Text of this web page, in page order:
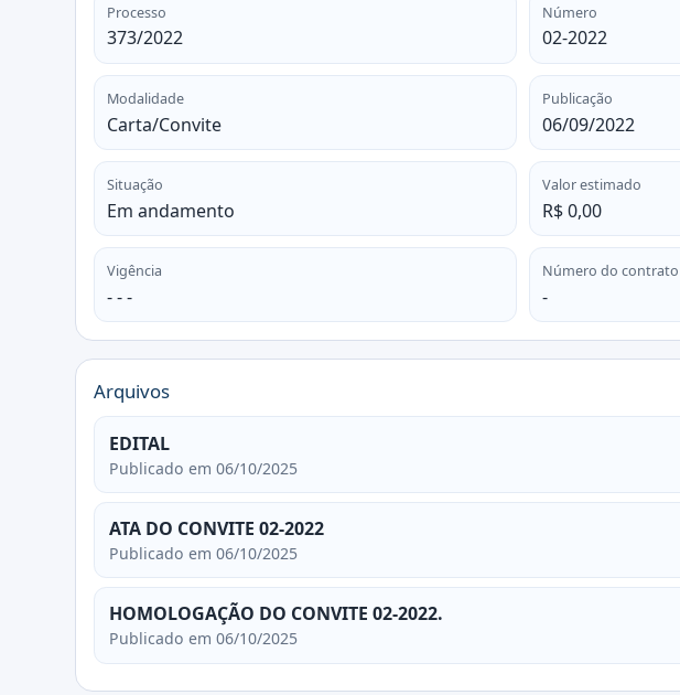
Processo
373/2022
Número
02-2022
Modalidade
Carta/Convite
Publicação
06/09/2022
Situação
Em andamento
Valor estimado
R$ 0,00
Vigência
- - -
Número do contrato
-
Arquivos
EDITAL
Publicado em 06/10/2025
ATA DO CONVITE 02-2022
Publicado em 06/10/2025
HOMOLOGAÇÃO DO CONVITE 02-2022.
Publicado em 06/10/2025